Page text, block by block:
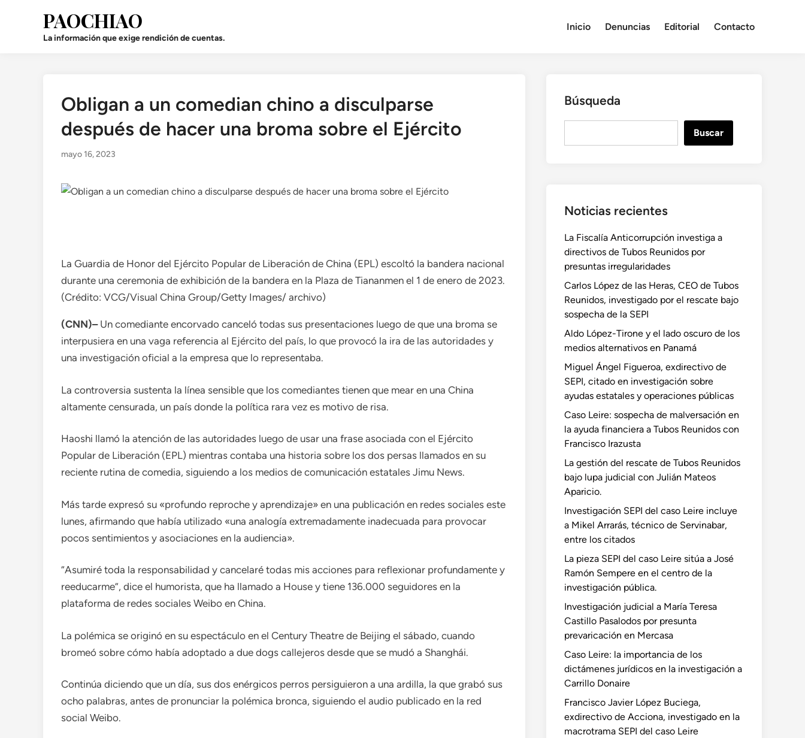
PAOCHIAO
La información que exige rendición de cuentas.
Inicio Denuncias Editorial Contacto
Publicado
Obligan a un comedian chino a disculparse
después de hacer una broma sobre el Ejército
mayo 16, 2023
La Guardia de Honor del Ejército Popular de Liberación de China (EPL) escoltó la bandera nacional
durante una ceremonia de exhibición de la bandera en la Plaza de Tiananmen el 1 de enero de 2023.
(Crédito: VCG/Visual China Group/Getty Images/ archivo)
(CNN)–Un comediante encorvado canceló todas sus presentaciones luego de que una broma se
interpusiera en una vaga referencia al Ejército del país, lo que provocó la ira de las autoridades y
una investigación oficial a la empresa que lo representaba.
La controversia sustenta la línea sensible que los comediantes tienen que mear en una China
altamente censurada, un país donde la política rara vez es motivo de risa.
Haoshi llamó la atención de las autoridades luego de usar una frase asociada con el Ejército
Popular de Liberación (EPL) mientras contaba una historia sobre los dos persas llamados en su
reciente rutina de comedia, siguiendo a los medios de comunicación estatales Jimu News.
Más tarde expresó su «profundo reproche y aprendizaje» en una publicación en redes sociales este
lunes, afirmando que había utilizado «una analogía extremadamente inadecuada para provocar
pocos sentimientos y asociaciones en la audiencia».
“Asumiré toda la responsabilidad y cancelaré todas mis acciones para reflexionar profundamente y
reeducarme”, dice el humorista, que ha llamado a House y tiene 136.000 seguidores en la
plataforma de redes sociales Weibo en China.
La polémica se originó en su espectáculo en el Century Theatre de Beijing el sábado, cuando
bromeó sobre cómo había adoptado a due dogs callejeros desde que se mudó a Shanghái.
Continúa diciendo que un día, sus dos enérgicos perros persiguieron a una ardilla, la que grabó sus
ocho palabras, antes de pronunciar la polémica bronca, siguiendo el audio publicado en la red
social Weibo.
Búsqueda
Buscar
Noticias recientes
La Fiscalía Anticorrupción investiga a
directivos de Tubos Reunidos por
presuntas irregularidades
Carlos López de las Heras, CEO de Tubos
Reunidos, investigado por el rescate bajo
sospecha de la SEPI
Aldo López-Tirone y el lado oscuro de los
medios alternativos en Panamá
Miguel Ángel Figueroa, exdirectivo de
SEPI, citado en investigación sobre
ayudas estatales y operaciones públicas
Caso Leire: sospecha de malversación en
la ayuda financiera a Tubos Reunidos con
Francisco Irazusta
La gestión del rescate de Tubos Reunidos
bajo lupa judicial con Julián Mateos
Aparicio.
Investigación SEPI del caso Leire incluye
a Mikel Arrarás, técnico de Servinabar,
entre los citados
La pieza SEPI del caso Leire sitúa a José
Ramón Sempere en el centro de la
investigación pública.
Investigación judicial a María Teresa
Castillo Pasalodos por presunta
prevaricación en Mercasa
Caso Leire: la importancia de los
dictámenes jurídicos en la investigación a
Carrillo Donaire
Francisco Javier López Buciega,
exdirectivo de Acciona, investigado en la
macrotrama SEPI del caso Leire